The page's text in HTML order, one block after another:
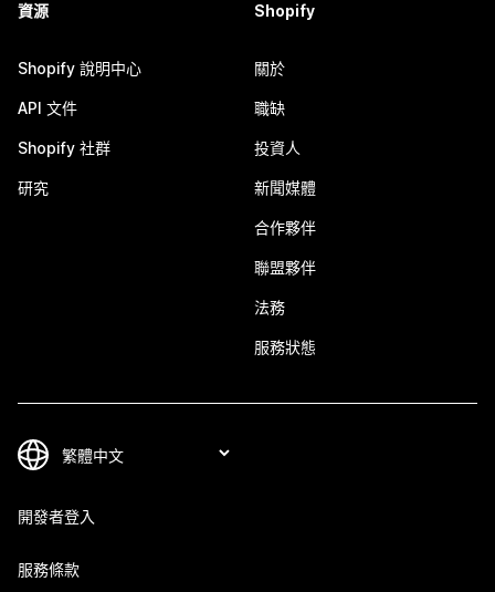
資源
Shopify 說明中心
API 文件
Shopify 社群
研究
Shopify
關於
職缺
投資人
新聞媒體
合作夥伴
聯盟夥伴
法務
服務狀態
開發者登入
服務條款